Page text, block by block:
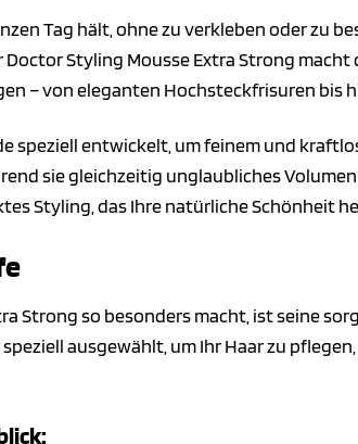
Tag hält, ohne zu verkleben oder zu
Styling Mousse Extra Strong
– von eleganten Hochsteckfrisuren bis
speziell entwickelt, um feinem und
sie gleichzeitig unglaubliches
Styling, das Ihre natürliche Schönheit
Strong so besonders macht, ist seine
ausgewählt, um Ihr Haar zu